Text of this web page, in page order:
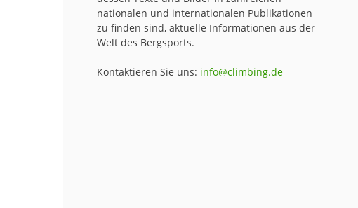
nationalen und internationalen Publikationen
zu finden sind, aktuelle Informationen aus der
Welt des Bergsports.
Kontaktieren Sie uns: info@climbing.de